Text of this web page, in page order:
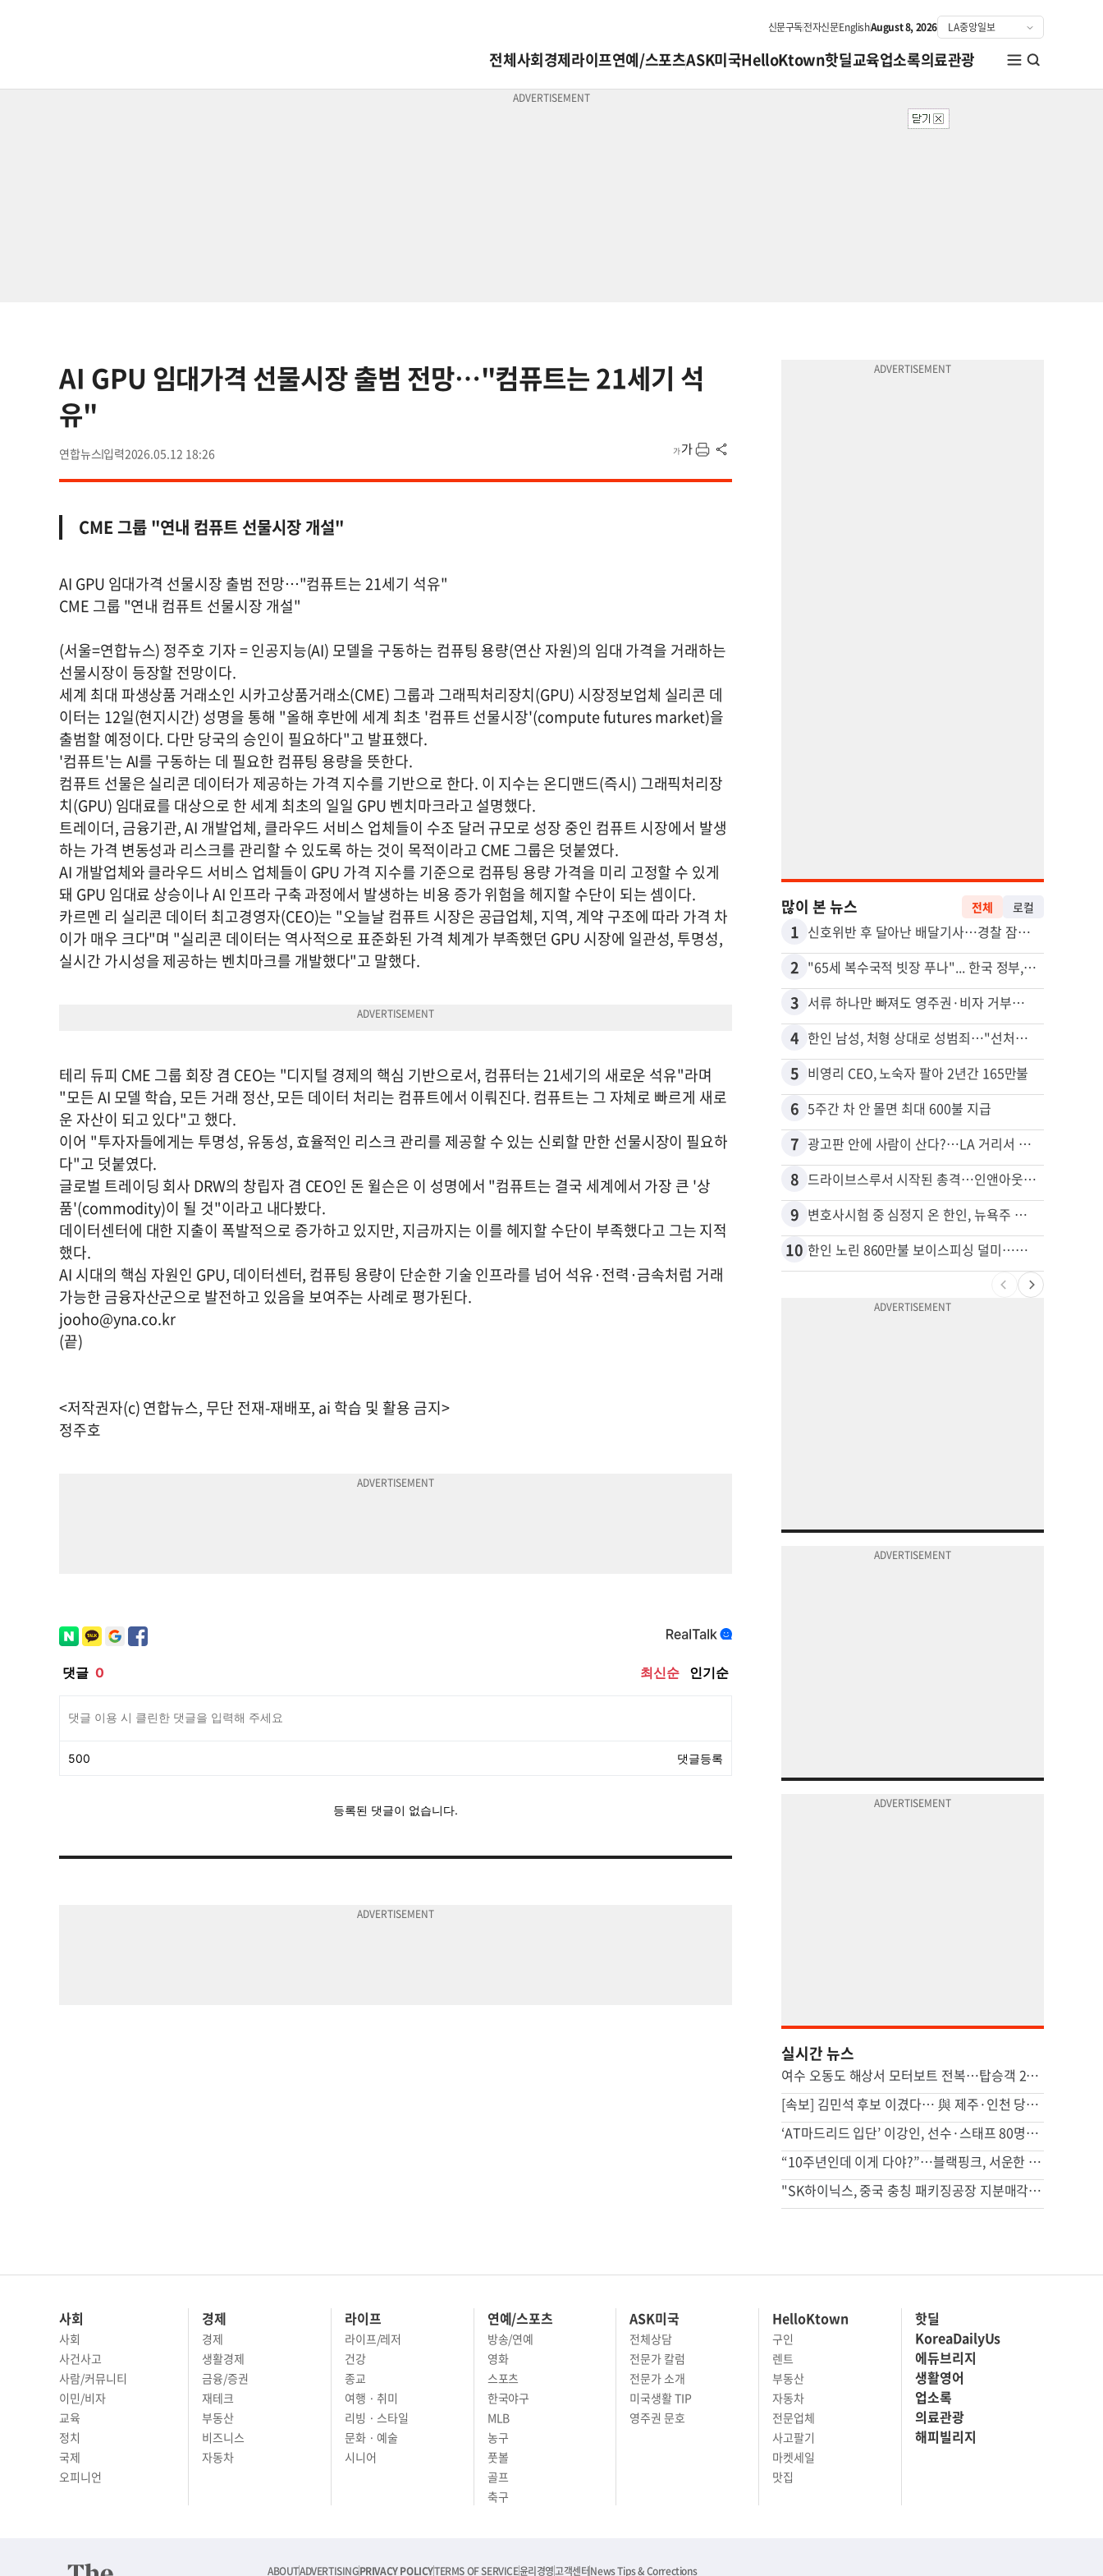
신문구독전자신문EnglishAugust 8, 2026
전체사회경제라이프연예/스포츠ASK미국HelloKtown핫딜교육업소록의료관광
AI GPU 임대가격 선물시장 출범 전망…"컴퓨트는 21세기 석
유"
연합뉴스 2026.05.12 18:26
CME 그룹 "연내 컴퓨트 선물시장 개설"
AI GPU 임대가격 선물시장 출범 전망…"컴퓨트는 21세기 석유"
CME 그룹 "연내 컴퓨트 선물시장 개설"
(서울=연합뉴스) 정주호 기자 = 인공지능(AI) 모델을 구동하는 컴퓨팅 용량(연산 자원)의 임대 가격을 거래하는
선물시장이 등장할 전망이다.
세계 최대 파생상품 거래소인 시카고상품거래소(CME) 그룹과 그래픽처리장치(GPU) 시장정보업체 실리콘 데
이터는 12일(현지시간) 성명을 통해 "올해 후반에 세계 최초 '컴퓨트 선물시장'(compute futures market)을
출범할 예정이다. 다만 당국의 승인이 필요하다"고 발표했다.
'컴퓨트'는 AI를 구동하는 데 필요한 컴퓨팅 용량을 뜻한다.
컴퓨트 선물은 실리콘 데이터가 제공하는 가격 지수를 기반으로 한다. 이 지수는 온디맨드(즉시) 그래픽처리장
치(GPU) 임대료를 대상으로 한 세계 최초의 일일 GPU 벤치마크라고 설명했다.
트레이더, 금융기관, AI 개발업체, 클라우드 서비스 업체들이 수조 달러 규모로 성장 중인 컴퓨트 시장에서 발생
하는 가격 변동성과 리스크를 관리할 수 있도록 하는 것이 목적이라고 CME 그룹은 덧붙였다.
AI 개발업체와 클라우드 서비스 업체들이 GPU 가격 지수를 기준으로 컴퓨팅 용량 가격을 미리 고정할 수 있게
돼 GPU 임대료 상승이나 AI 인프라 구축 과정에서 발생하는 비용 증가 위험을 헤지할 수단이 되는 셈이다.
카르멘 리 실리콘 데이터 최고경영자(CEO)는 "오늘날 컴퓨트 시장은 공급업체, 지역, 계약 구조에 따라 가격 차
이가 매우 크다"며 "실리콘 데이터는 역사적으로 표준화된 가격 체계가 부족했던 GPU 시장에 일관성, 투명성,
실시간 가시성을 제공하는 벤치마크를 개발했다"고 말했다.
테리 듀피 CME 그룹 회장 겸 CEO는 "디지털 경제의 핵심 기반으로서, 컴퓨터는 21세기의 새로운 석유"라며
"모든 AI 모델 학습, 모든 거래 정산, 모든 데이터 처리는 컴퓨트에서 이뤄진다. 컴퓨트는 그 자체로 빠르게 새로
운 자산이 되고 있다"고 했다.
이어 "투자자들에게는 투명성, 유동성, 효율적인 리스크 관리를 제공할 수 있는 신뢰할 만한 선물시장이 필요하
다"고 덧붙였다.
글로벌 트레이딩 회사 DRW의 창립자 겸 CEO인 돈 윌슨은 이 성명에서 "컴퓨트는 결국 세계에서 가장 큰 '상
품'(commodity)이 될 것"이라고 내다봤다.
데이터센터에 대한 지출이 폭발적으로 증가하고 있지만, 지금까지는 이를 헤지할 수단이 부족했다고 그는 지적
했다.
AI 시대의 핵심 자원인 GPU, 데이터센터, 컴퓨팅 용량이 단순한 기술 인프라를 넘어 석유·전력·금속처럼 거래
가능한 금융자산군으로 발전하고 있음을 보여주는 사례로 평가된다.
jooho@yna.co.kr
(끝)
<저작권자(c) 연합뉴스, 무단 전재-재배포, ai 학습 및 활용 금지>
정주호
많이 본 뉴스 전체 로컬
1 신호위반 후 달아난 배달기사…경찰 잠복해 잡고보니 ‘반전’
2 "65세 복수국적 빗장 푸나"... 한국 정부, 연령 완화 전면 추진
3 서류 하나만 빠져도 영주권·비자 거부…심사관 재량권 대폭 확대
4 한인 남성, 처형 상대로 성범죄…"선처해줬더니 배신자 취급"
5 비영리 CEO, 노숙자 팔아 2년간 165만불
6 5주간 차 안 몰면 최대 600불 지급
7 광고판 안에 사람이 산다?…LA 거리서 화제
8 드라이브스루서 시작된 총격…인앤아웃 참사 영상 공개
9 변호사시험 중 심정지 온 한인, 뉴욕주 제소
10 한인 노린 860만불 보이스피싱 덜미…영사관·한국 검찰 사칭
실시간 뉴스
여수 오동도 해상서 모터보트 전복…탑승객 2명 사망
[속보] 김민석 후보 이겼다… 與 제주·인천 당원투표 승리
‘AT마드리드 입단’ 이강인, 선수·스태프 80명에 한식 만찬 대접
“10주년인데 이게 다야?”…블랙핑크, 서운한 팬심에 결국 사과
"SK하이닉스, 중국 충칭 패키징공장 지분매각 등 검토"
사회
사회
사건사고
사람/커뮤니티
이민/비자
교육
정치
국제
오피니언
경제
경제
생활경제
금융/증권
재테크
부동산
비즈니스
자동차
라이프
라이프/레저
건강
종교
여행 · 취미
리빙 · 스타일
문화 · 예술
시니어
연예/스포츠
방송/연예
영화
스포츠
한국야구
MLB
농구
풋볼
골프
축구
ASK미국
전체상담
전문가 칼럼
전문가 소개
미국생활 TIP
영주권 문호
HelloKtown
구인
렌트
부동산
자동차
전문업체
사고팔기
마켓세일
맛집
핫딜
KoreaDailyUs
에듀브리지
생활영어
업소록
의료관광
해피빌리지
ABOUTADVERTISINGPRIVACY POLICYTERMS OF SERVICE윤리경영고객센터News Tips & Corrections